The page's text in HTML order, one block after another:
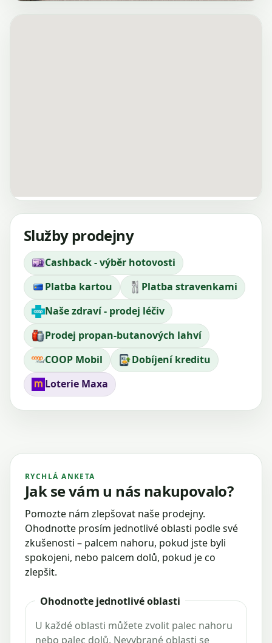
Služby prodejny
Cashback - výběr hotovosti
Platba kartou
Platba stravenkami
Naše zdraví - prodej léčiv
Prodej propan-butanových lahví
COOP Mobil
Dobíjení kreditu
Loterie Maxa
RYCHLÁ ANKETA
Jak se vám u nás nakupovalo?
Pomozte nám zlepšovat naše prodejny.
Ohodnoťte prosím jednotlivé oblasti podle své
zkušenosti – palcem nahoru, pokud jste byli
spokojeni, nebo palcem dolů, pokud je co
zlepšit.
Ohodnoťte jednotlivé oblasti
U každé oblasti můžete zvolit palec nahoru
nebo palec dolů. Nevybrané oblasti se